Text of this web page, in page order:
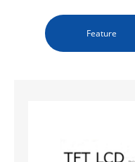
Feature